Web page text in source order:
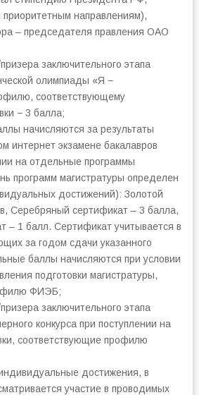
направлениям),
– председателя правления ОАО
заключительного этапа
олимпиады «Я −
соответствующему
− 3 балла;
начисляются за результаты
интернет экзамене бакалавров
на отдельные программы
программ магистратуры определен
достижений): Золотой
Серебряный сертификат – 3 балла,
– 1 балл. Сертификат учитывается в
за годом сдачи указанного
баллы начисляются при условии
подготовки магистратуры,
ФИЭБ;
заключительного этапа
конкурса при поступлении на
соответствующие профилю
достижения, в
участие в проводимых